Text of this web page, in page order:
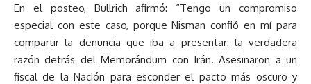
En el posteo, Bullrich afirmó: “Tengo un compromiso
especial con este caso, porque Nisman confió en mí para
compartir la denuncia que iba a presentar: la verdadera
razón detrás del Memorándum con Irán. Asesinaron a un
fiscal de la Nación para esconder el pacto más oscuro y